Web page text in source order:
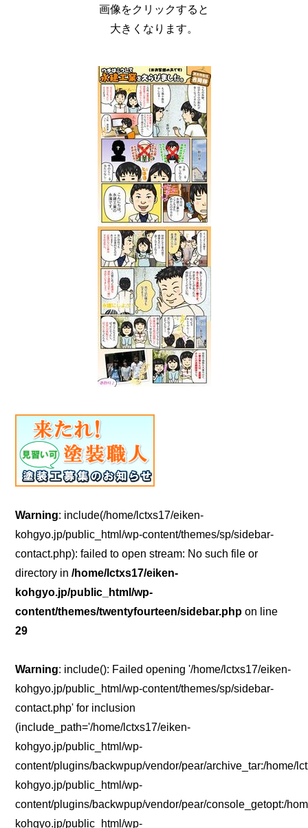
画像をクリックすると
大きくなります。
Warning: include(/home/lctxs17/eiken-
kohgyo.jp/public_html/wp-content/themes/sp/sidebar-
contact.php): failed to open stream: No such file or
directory in/home/lctxs17/eiken-
kohgyo.jp/public_html/wp-
content/themes/twentyfourteen/sidebar.php on line
29
Warning: include(): Failed opening '/home/lctxs17/eiken-
kohgyo.jp/public_html/wp-content/themes/sp/sidebar-
contact.php' for inclusion
(include_path='/home/lctxs17/eiken-
kohgyo.jp/public_html/wp-
content/plugins/backwpup/vendor/pear/archive_tar:/home/
kohgyo.jp/public_html/wp-
content/plugins/backwpup/vendor/pear/console_getopt:/
kohgyo.jp/public_html/wp-